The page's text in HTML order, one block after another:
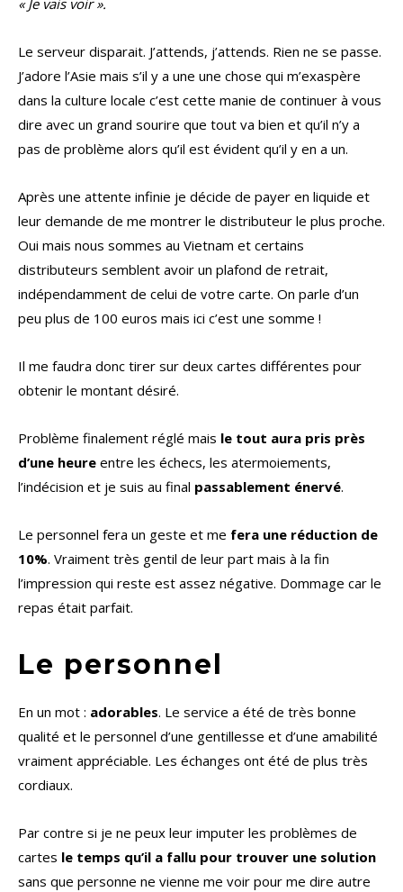
« Je vais voir ».
Le serveur disparait. J’attends, j’attends. Rien ne se passe.
J’adore l’Asie mais s’il y a une une chose qui m’exaspère
dans la culture locale c’est cette manie de continuer à vous
dire avec un grand sourire que tout va bien et qu’il n’y a
pas de problème alors qu’il est évident qu’il y en a un.
Après une attente infinie je décide de payer en liquide et
leur demande de me montrer le distributeur le plus proche.
Oui mais nous sommes au Vietnam et certains
distributeurs semblent avoir un plafond de retrait,
indépendamment de celui de votre carte. On parle d’un
peu plus de 100 euros mais ici c’est une somme !
Il me faudra donc tirer sur deux cartes différentes pour
obtenir le montant désiré.
Problème finalement réglé mais le tout aura pris près
d’une heure entre les échecs, les atermoiements,
l’indécision et je suis au final passablement énervé.
Le personnel fera un geste et me fera une réduction de
10%. Vraiment très gentil de leur part mais à la fin
l’impression qui reste est assez négative. Dommage car le
repas était parfait.
Le personnel
En un mot : adorables. Le service a été de très bonne
qualité et le personnel d’une gentillesse et d’une amabilité
vraiment appréciable. Les échanges ont été de plus très
cordiaux.
Par contre si je ne peux leur imputer les problèmes de
cartes le temps qu’il a fallu pour trouver une solution
sans que personne ne vienne me voir pour me dire autre